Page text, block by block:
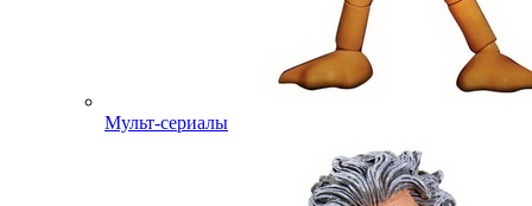
Мульт-сериалы